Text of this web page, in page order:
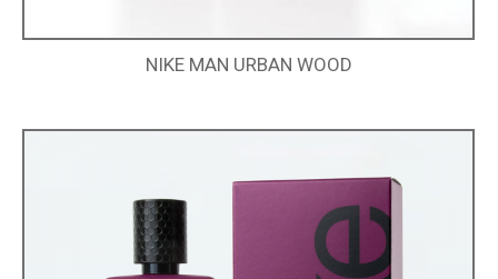
NIKE MAN URBAN WOOD